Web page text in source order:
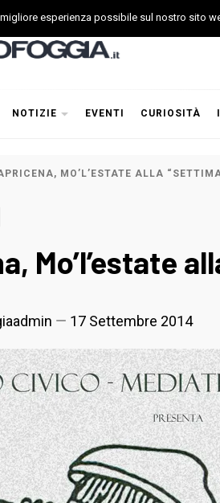
NOTIZIE EVENTI CURIOSITÀ
MO’L’ESTATE ALLA
Mo’l’estate
17 Settembre 2014
esperienza possibile sul nostro sito